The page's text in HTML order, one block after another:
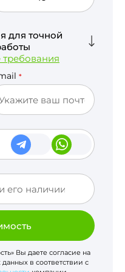
для точной
*
Вы даете согласие на
в соответствии с